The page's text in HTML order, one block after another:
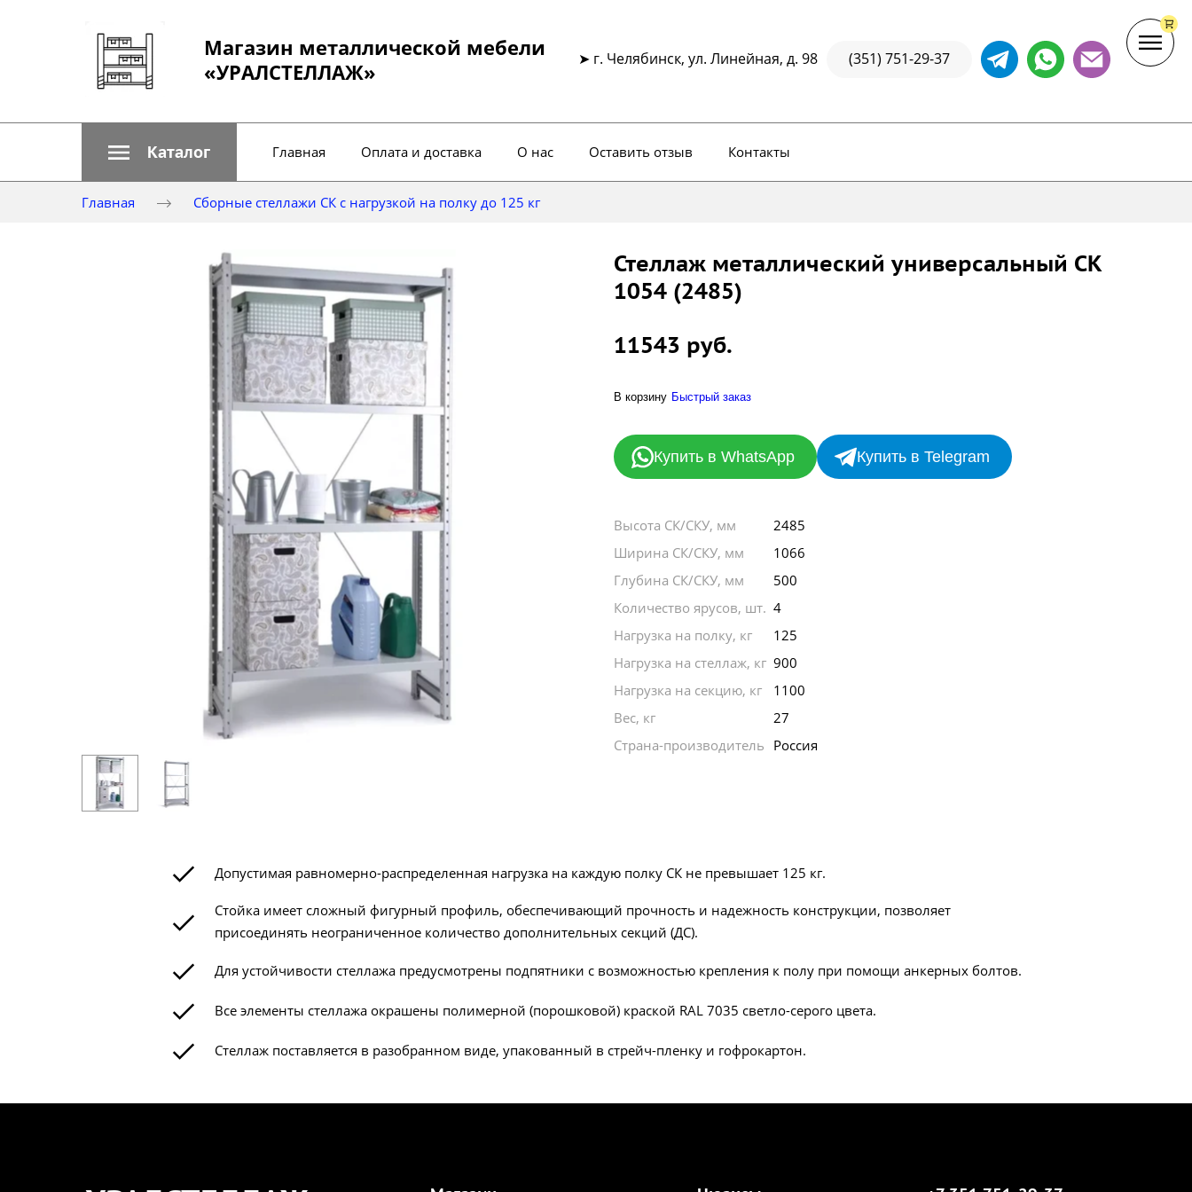
Магазин металлической мебели
«УРАЛСТЕЛЛАЖ»
(351) 751-29-37
➤ г. Челябинск, ул. Линейная, д. 98
Каталог Главная Оплата и доставка О нас Оставить отзыв Контакты
Главная Сборные стеллажи СК с нагрузкой на полку до 125 кг
Стеллаж металлический универсальный СК
1054 (2485)
11543 руб.
В корзину Быстрый заказ
Купить в WhatsApp Купить в Telegram
Высота СК/СКУ, мм
2485
Ширина СК/СКУ, мм
1066
Глубина СК/СКУ, мм
500
Количество ярусов, шт. 4
Нагрузка на полку, кг
125
Нагрузка на стеллаж, кг 900
Нагрузка на секцию, кг
1100
Вес, кг
27
Страна-производитель Россия
Допустимая равномерно-распределенная нагрузка на каждую полку СК не превышает 125 кг.
Стойка имеет сложный фигурный профиль, обеспечивающий прочность и надежность конструкции, позволяет
присоединять неограниченное количество дополнительных секций (ДС).
Для устойчивости стеллажа предусмотрены подпятники с возможностью крепления к полу при помощи анкерных болтов.
Все элементы стеллажа окрашены полимерной (порошковой) краской RAL 7035 светло-серого цвета.
Стеллаж поставляется в разобранном виде, упакованный в стрейч-пленку и гофрокартон.